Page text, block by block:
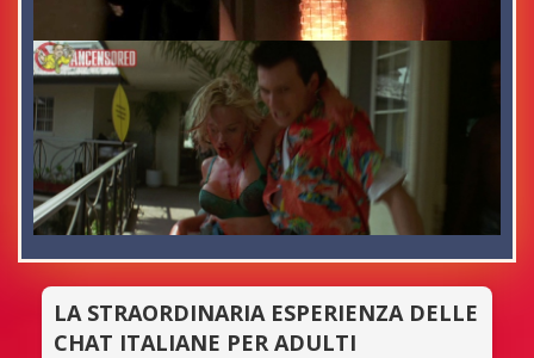
LA STRAORDINARIA ESPERIENZA DELLE
CHAT ITALIANE PER ADULTI